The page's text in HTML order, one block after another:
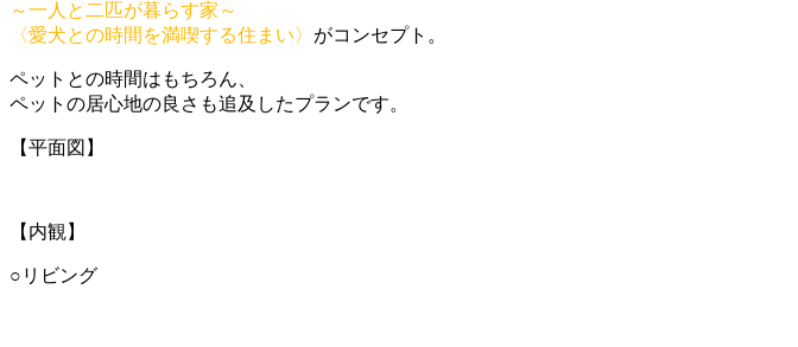
～一人と二匹が暮らす家～
〈愛犬との時間を満喫する住まい〉 がコンセプト。
ペットとの時間はもちろん、
ペットの居心地の良さも追及したプランです。
【平面図】
【内観】
○リビング